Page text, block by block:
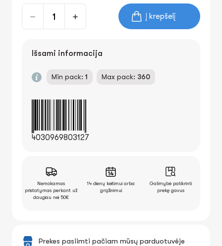
Į krepšelį
Išsami informacija
Min pack: 1 Max pack: 360
4030969803127
Nemokamas
pristatymas perkant už
daugiau nei 50€
14 dienų keitimui arba
grąžinimui
Galimybė patikrinti
prekę gavus
Prekes pasiimti pačiam mūsų parduotuvėje